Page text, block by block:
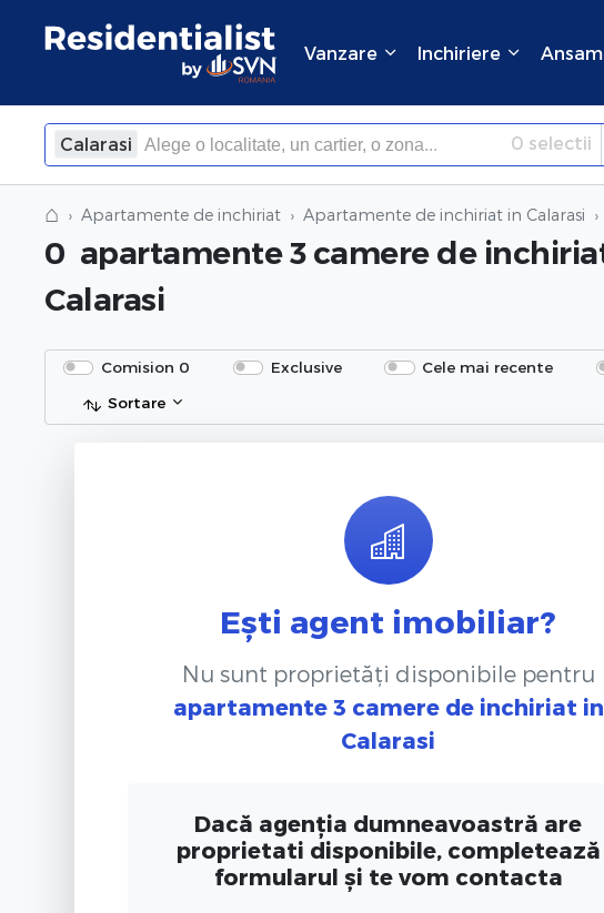
Vanzare Inchiriere
Calarasi
×Inchide
0 selectii
⌂ Apartamente de inchiriat Apartamente de inchiriat in Calarasi
0 apartamente 3 camere de
Calarasi
Comision 0 Exclusive Cele mai recente
Sortare
Ești agent imobiliar?
Nu sunt proprietăți disponibile pentru
apartamente 3 camere de inchiriat in
Calarasi
Dacă agenția dumneavoastră are
proprietati disponibile, completează
formularul și te vom contacta